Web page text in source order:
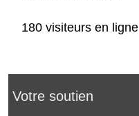
180 visiteurs en ligne
Votre soutien